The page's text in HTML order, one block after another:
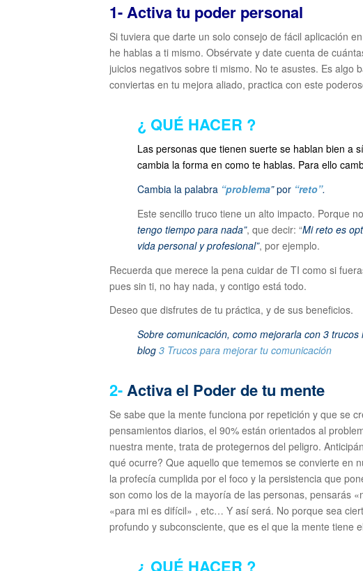
1- Activa tu poder personal
Si tuviera que darte un solo consejo de fácil aplicación
he hablas a ti mismo. Obsérvate y date cuenta de
juicios negativos sobre ti mismo. No te asustes. Es algo
conviertas en tu mejora aliado, practica con este
¿ QUÉ HACER ?
Las personas que tienen suerte se hablan bien a
cambia la forma en como te hablas. Para ello
Cambia la palabra “problema”por “reto”.
Este sencillo truco tiene un alto impacto. Porque
tengo tiempo para nada”, que decir: “Mi reto es
vida personal y profesional”, por ejemplo.
Recuerda que merece la pena cuidar de TI como si
pues sin ti, no hay nada, y contigo está todo.
Deseo que disfrutes de tu práctica, y de sus beneficios.
Sobre comunicación, como mejorarla con 3
blog 3 Trucos para mejorar tu comunicación
2-Activa el Poder de tu mente
Se sabe que la mente funciona por repetición y que se
pensamientos diarios, el 90% están orientados al
nuestra mente, trata de protegernos del peligro.
qué ocurre? Que aquello que tememos se convierte en
la profecía cumplida por el foco y la persistencia que
son como los de la mayoría de las personas, pensarás
«para mi es difícil» , etc… Y así será. No porque sea
profundo y subconsciente, que es el que la mente tiene
¿ QUÉ HACER ?